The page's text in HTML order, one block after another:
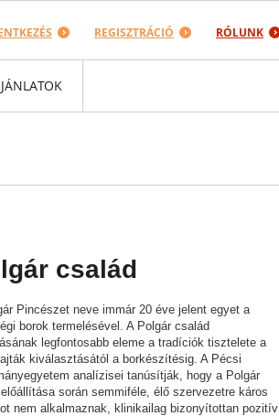
RÓLUNK
REGISZTRÁCIÓ
család
Pincészet neve immár 20 éve jelent egyet a
borok termelésével. A Polgár család
legfontosabb eleme a tradíciók tisztelete a
kiválasztásától a borkészítésig. A Pécsi
analízisei tanúsítják, hogy a Polgár
során semmiféle, élő szervezetre káros
nem alkalmaznak, klinikailag bizonyítottan pozitív